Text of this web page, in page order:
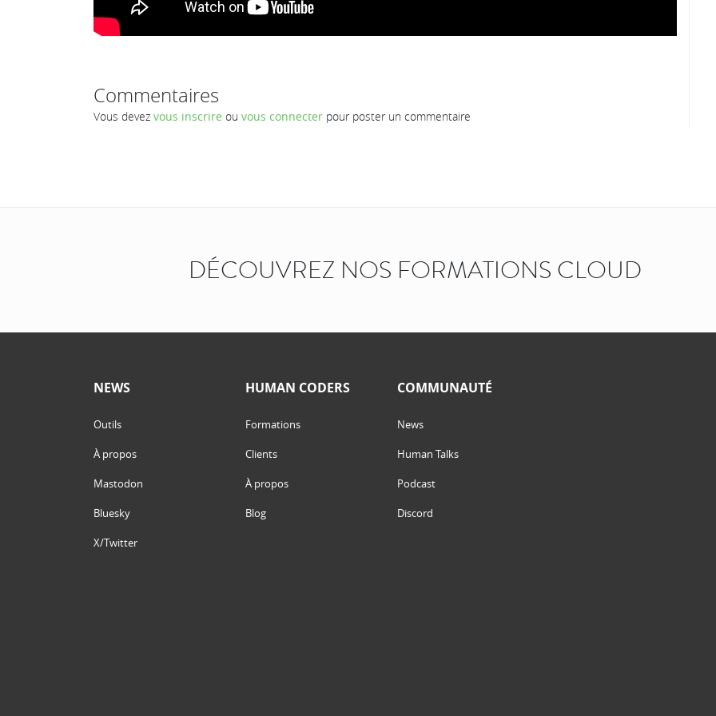
Commentaires
Vous devez vous inscrire ou vous connecter pour poster un commentaire
DÉCOUVREZ NOS FORMATIONS CLOUD
NEWS
Outils
À propos
Mastodon
Bluesky
X/Twitter
HUMAN CODERS
Formations
Clients
À propos
Blog
COMMUNAUTÉ
News
Human Talks
Podcast
Discord